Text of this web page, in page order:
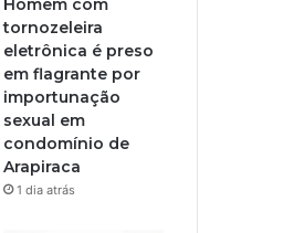
Homem com
tornozeleira
eletrônica é preso
em flagrante por
importunação
sexual em
condomínio de
Arapiraca
1 dia atrás